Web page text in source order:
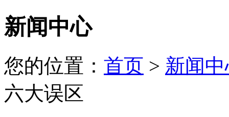
新闻中心
您的位置： 首页 > 新闻
六大误区